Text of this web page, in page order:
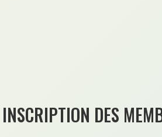
INSCRIPTION DES